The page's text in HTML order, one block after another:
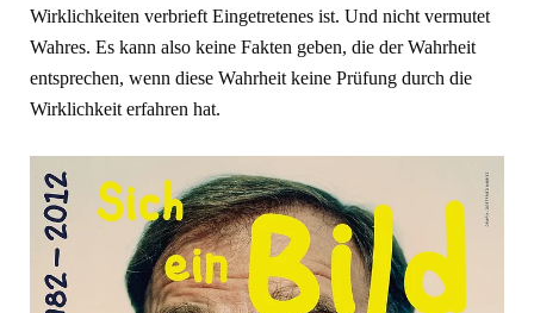
Wirklichkeiten verbrieft Eingetretenes ist. Und nicht vermutet
Wahres. Es kann also keine Fakten geben, die der Wahrheit
entsprechen, wenn diese Wahrheit keine Prüfung durch die
Wirklichkeit erfahren hat.